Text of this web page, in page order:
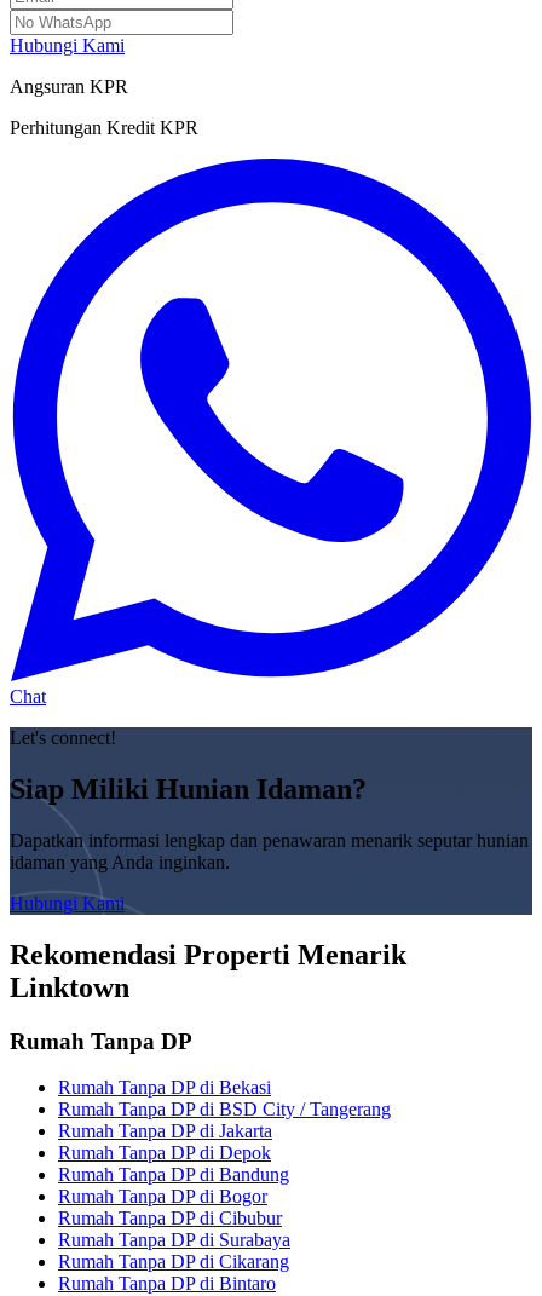
Hubungi Kami
Angsuran KPR
Perhitungan Kredit KPR
Chat
Let's connect!
Siap Miliki Hunian Idaman?
Dapatkan informasi lengkap dan penawaran menarik seputar hunian
idaman yang Anda inginkan.
Hubungi Kami
Rekomendasi Properti Menarik
Linktown
Rumah Tanpa DP
Rumah Tanpa DP di Bekasi
Rumah Tanpa DP di BSD City / Tangerang
Rumah Tanpa DP di Jakarta
Rumah Tanpa DP di Depok
Rumah Tanpa DP di Bandung
Rumah Tanpa DP di Bogor
Rumah Tanpa DP di Cibubur
Rumah Tanpa DP di Surabaya
Rumah Tanpa DP di Cikarang
Rumah Tanpa DP di Bintaro